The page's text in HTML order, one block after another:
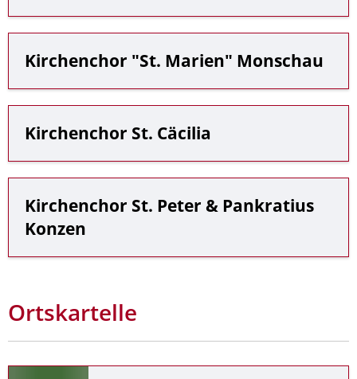
Kirchenchor "St. Marien" Monschau
Kirchenchor St. Cäcilia
Kirchenchor St. Peter & Pankratius
Konzen
Ortskartelle